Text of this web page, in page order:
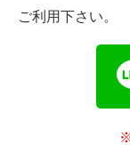
ご利用下さい。